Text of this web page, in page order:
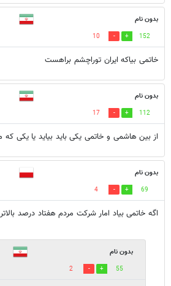
بدون نام
152
10
خاتمی بیاکه ایران توراچشم براهست
بدون نام
112
17
از بین هاشمی و خاتمی یکی باید بیاید یا یکی که
بدون نام
69
4
اگه خاتمی بیاد امار شرکت مردم هفتاد درصد
بدون نام
55
2